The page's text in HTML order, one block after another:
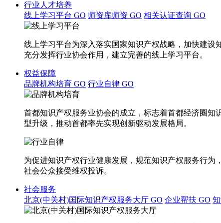
行业人才培养
线上学习平台 GO 师资库师资 GO 相关认证查询 GO
线上学习平台为深入落实国家知识产权战略，加快建设
充分发挥行业协会作用，建立完善的线上学习平台。
权益保障
品牌机构培育 GO 行业自律 GO
首都知识产权服务业协会的成立，标志着首都经济圈
型升级，推动首都率先实现创新驱动发展格局。
为促进知识产权行业健康发展，规范知识产权服务行
社会公众接受维权投诉。
社会服务
北京(中关村)国际知识产权服务大厅 GO 企业帮扶 GO